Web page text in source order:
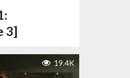
3]
19.4K